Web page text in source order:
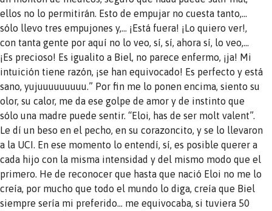
ellos no lo permitirán. Esto de empujar no cuesta tanto,…
sólo llevo tres empujones y,… ¡Está fuera! ¡Lo quiero ver!,
con tanta gente por aquí no lo veo, sí, sí, ahora sí, lo veo,…
¡Es precioso! Es igualito a Biel, no parece enfermo, ¡ja! Mi
intuición tiene razón, ¡se han equivocado! Es perfecto y está
sano, yujuuuuuuuuu.” Por fin me lo ponen encima, siento su
olor, su calor, me da ese golpe de amor y de instinto que
sólo una madre puede sentir. “Eloi, has de ser molt valent”.
Le dí un beso en el pecho, en su corazoncito, y se lo llevaron
a la UCI. En ese momento lo entendí, sí, es posible querer a
cada hijo con la misma intensidad y del mismo modo que el
primero. He de reconocer que hasta que nació Eloi no me lo
creía, por mucho que todo el mundo lo diga, creía que Biel
siempre sería mi preferido… me equivocaba, si tuviera 50